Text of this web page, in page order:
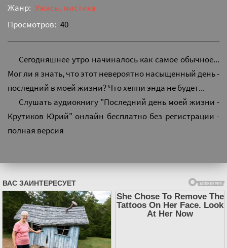
Жанр: Ужасы, мистика
Просмотров: 40
Сегодняшнее утро начиналось как самое обычное...
Мог ли я знать, что этот невероятно насыщенный день -
последний в моей жизни? Что хеппи энда не будет...
Слушать аудиокнигу "Последний день моей жизни -
Крутиков Юрий" онлайн бесплатно без регистрации -
полная версия